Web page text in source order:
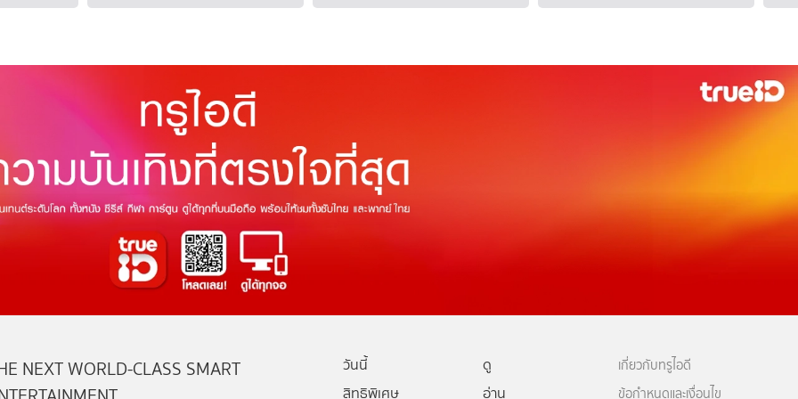
NEXT WORLD-CLASS SMART
วันนี้
ดู
สิทธิพิเศษ
อ่าน
เกี่ยวกับทรูไอดี
ข้อกำหนดและเงื่อนไข